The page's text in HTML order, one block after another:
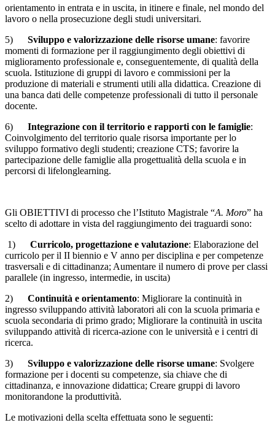
orientamento in entrata e in uscita, in itinere e finale, nel mondo del
lavoro o nella prosecuzione degli studi universitari.
5) Sviluppo e valorizzazione delle risorse umane: favorire
momenti di formazione per il raggiungimento degli obiettivi di
miglioramento professionale e, conseguentemente, di qualità della
scuola. Istituzione di gruppi di lavoro e commissioni per la
produzione di materiali e strumenti utili alla didattica. Creazione di
una banca dati delle competenze professionali di tutto il personale
docente.
6) Integrazione con il territorio e rapporti con le famiglie:
Coinvolgimento del territorio quale risorsa importante per lo
sviluppo formativo degli studenti; creazione CTS; favorire la
partecipazione delle famiglie alla progettualità della scuola e in
percorsi di lifelonglearning.
Gli OBIETTIVI di processo che l’Istituto Magistrale “A. Moro” ha
scelto di adottare in vista del raggiungimento dei traguardi sono:
1) Curricolo, progettazione e valutazione: Elaborazione del
curricolo per il II biennio e V anno per disciplina e per competenze
trasversali e di cittadinanza; Aumentare il numero di prove per classi
parallele (in ingresso, intermedie, in uscita)
2) Continuità e orientamento: Migliorare la continuità in
ingresso sviluppando attività laboratori ali con la scuola primaria e
scuola secondaria di primo grado; Migliorare la continuità in uscita
sviluppando attività di ricerca-azione con le università e i centri di
ricerca.
3) Sviluppo e valorizzazione delle risorse umane: Svolgere
formazione per i docenti su competenze, sia chiave che di
cittadinanza, e innovazione didattica; Creare gruppi di lavoro
monitorandone la produttività.
Le motivazioni della scelta effettuata sono le seguenti: